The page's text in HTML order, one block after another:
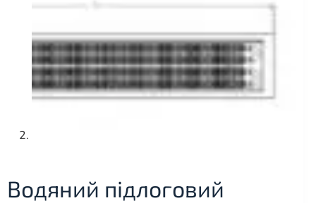
Водяний підлоговий